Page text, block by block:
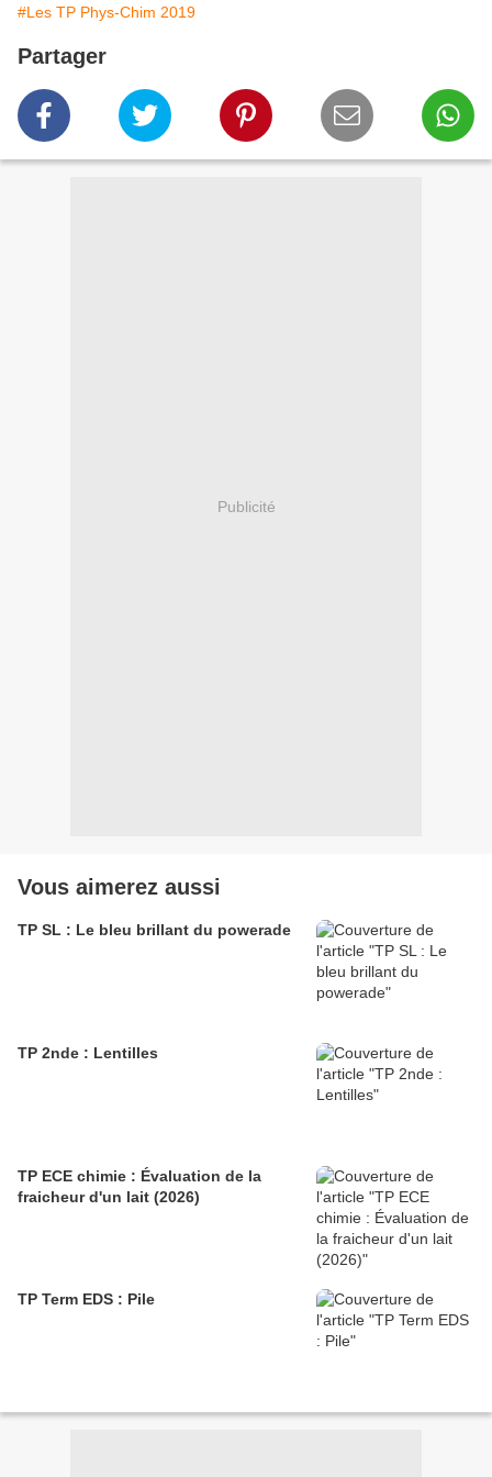
#Les TP Phys-Chim 2019
Partager
Publicité
Vous aimerez aussi
TP SL : Le bleu brillant du powerade
TP 2nde : Lentilles
TP ECE chimie : Évaluation de la
fraicheur d'un lait (2026)
TP Term EDS : Pile